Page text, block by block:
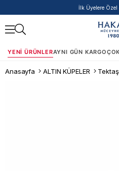
İlk Üyelere
YENI ÜRÜNLERAYNI GÜN KARGO
Anasayfa ALTIN KÜPELER